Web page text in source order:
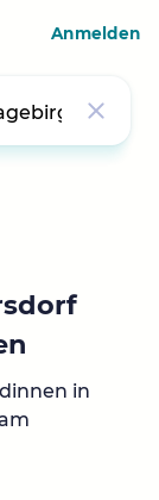
in
Anmelden